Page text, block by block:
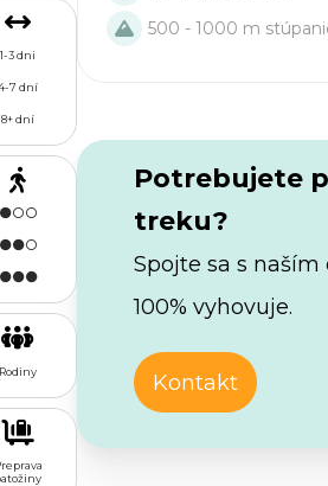
1-3 dni
7 dní
8+ dní
Rodiny
500 - 1000 m
Potrebujete
treku?
Spojte sa s
100% vyhovuje.
Kontakt